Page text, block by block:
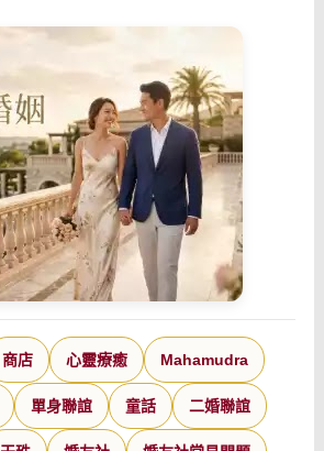
商店 心靈療癒 Mahamudra
單身聯誼 童話 二婚聯誼